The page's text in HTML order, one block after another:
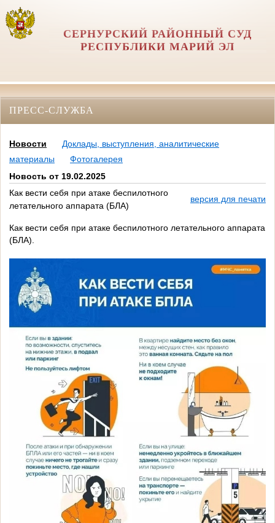
СЕРНУРСКИЙ РАЙОННЫЙ СУД
РЕСПУБЛИКИ МАРИЙ ЭЛ
ПРЕСС-СЛУЖБА
Новости
Доклады, выступления, аналитические
материалы
Фотогалерея
Новость от 19.02.2025
Как вести себя при атаке беспилотного
летательного аппарата (БЛА)
версия для печати
Как вести себя при атаке беспилотного летательного аппарата
(БЛА).